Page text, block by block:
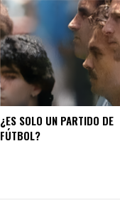
¿ES SOLO UN PARTIDO DE
FÚTBOL?